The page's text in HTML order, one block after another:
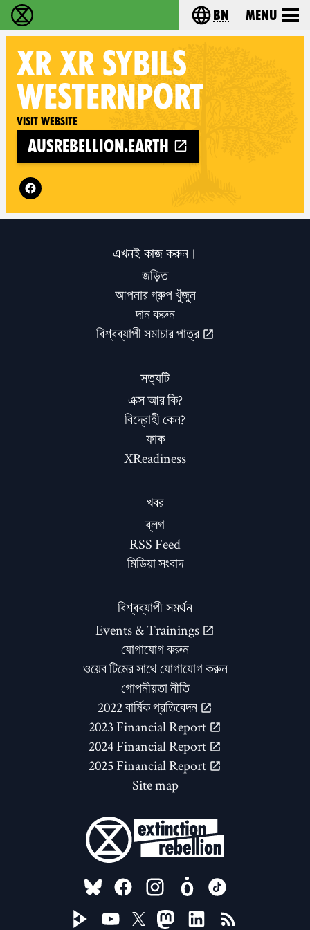
বিলুপ্তি বিদ্রোহ - Home Choose your
bn Menu
XR XR SYBILS
WESTERNPORT
Visit website
ausrebellion.earth
Follow XR XR Sybils Westernport on
এখনই কাজ করুন।
জড়িত
আপনার গ্রুপ খুঁজুন
দান করুন
বিশ্বব্যাপী সমাচার পাত্র
সত্যটি
এক্স আর কি?
বিদ্রোহী কেন?
ফাক
XReadiness
খবর
ব্লগ
RSS Feed
মিডিয়া সংবাদ
বিশ্বব্যাপী সমর্থন
Events & Trainings
যোগাযোগ করুন
ওয়েব টিমের সাথে যোগাযোগ করুন
গোপনীয়তা নীতি
2022 বার্ষিক প্রতিবেদন
2023 Financial Report
2024 Financial Report
2025 Financial Report
Site map
FOLLOW US ON